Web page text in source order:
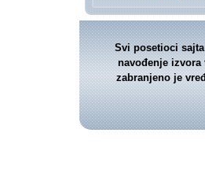
Svi posetioci
navođenje
zabranjeno je